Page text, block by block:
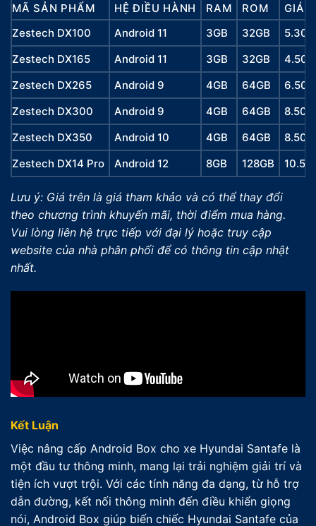
MÃ SẢN PHẨM HỆ ĐIỀU HÀNH RAM ROM
GIÁ
Zestech DX100
Android 11 3GB 32GB
Zestech DX165
Android 11 3GB 32GB
Zestech DX265
Android 9 4GB 64GB
Zestech DX300
Android 9 4GB 64GB
Zestech DX350
Android 10 4GB 64GB
Zestech DX14 Pro
Android 12 8GB 128GB
Lưu ý: Giá trên là giá tham khảo và có thể thay đổi
theo chương trình khuyến mãi, thời điểm mua hàng.
Vui lòng liên hệ trực tiếp với đại lý hoặc truy cập
website của nhà phân phối để có thông tin cập nhật
nhất.
Kết Luận
Việc nâng cấp Android Box cho xe Hyundai Santafe là
một đầu tư thông minh, mang lại trải nghiệm giải trí và
tiện ích vượt trội. Với các tính năng đa dạng, từ hỗ trợ
dẫn đường, kết nối thông minh đến điều khiển giọng
nói, Android Box giúp biến chiếc Hyundai Santafe của